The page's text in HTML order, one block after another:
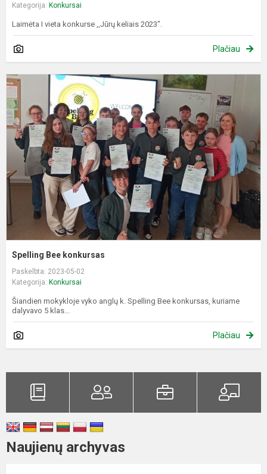
Kategorija: Konkursai
Laimėta I vieta konkurse ,,Jūrų keliais 2023".
Plačiau
Spelling Bee konkursas
Paskelbta: 2023-05-02
Kategorija: Konkursai
Šiandien mokykloje vyko anglų k. Spelling Bee konkursas, kuriame
dalyvavo 5 klas...
Plačiau
Naujienų archyvas